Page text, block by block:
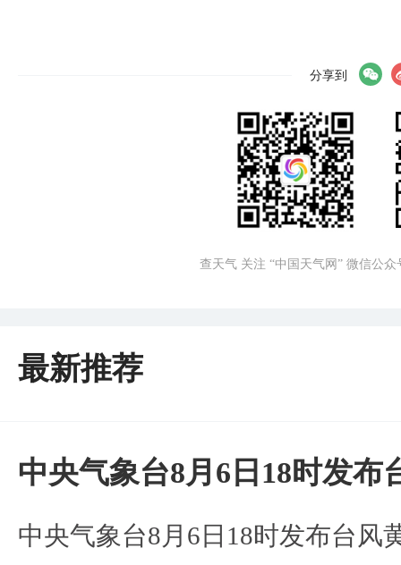
分享到
查天气 关注 “中国天气网” 微信公众
最新推荐
中央气象台8月6日18时发布
中央气象台8月6日18时发布台风